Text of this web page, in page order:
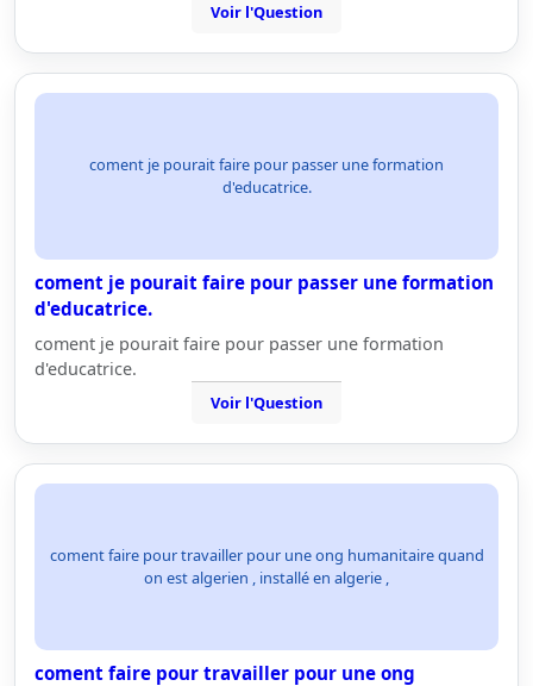
Voir l'Question
coment je pourait faire pour passer une formation
d'educatrice.
coment je pourait faire pour passer une formation
d'educatrice.
coment je pourait faire pour passer une formation
d'educatrice.
Voir l'Question
coment faire pour travailler pour une ong humanitaire quand
on est algerien , installé en algerie ,
coment faire pour travailler pour une ong